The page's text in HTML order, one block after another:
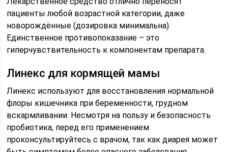
пациенты любой возрастной категории, даже
новорождённые (дозировка минимальна).
Единственное противопоказание – это
гиперчувствительность к компонентам препарата.
Линекс для кормящей мамы
Линекс используют для восстановления нормальной
флоры кишечника при беременности, грудном
вскармливании. Несмотря на пользу и безопасность
пробиотика, перед его применением
проконсультируйтесь с врачом, так как диарея может